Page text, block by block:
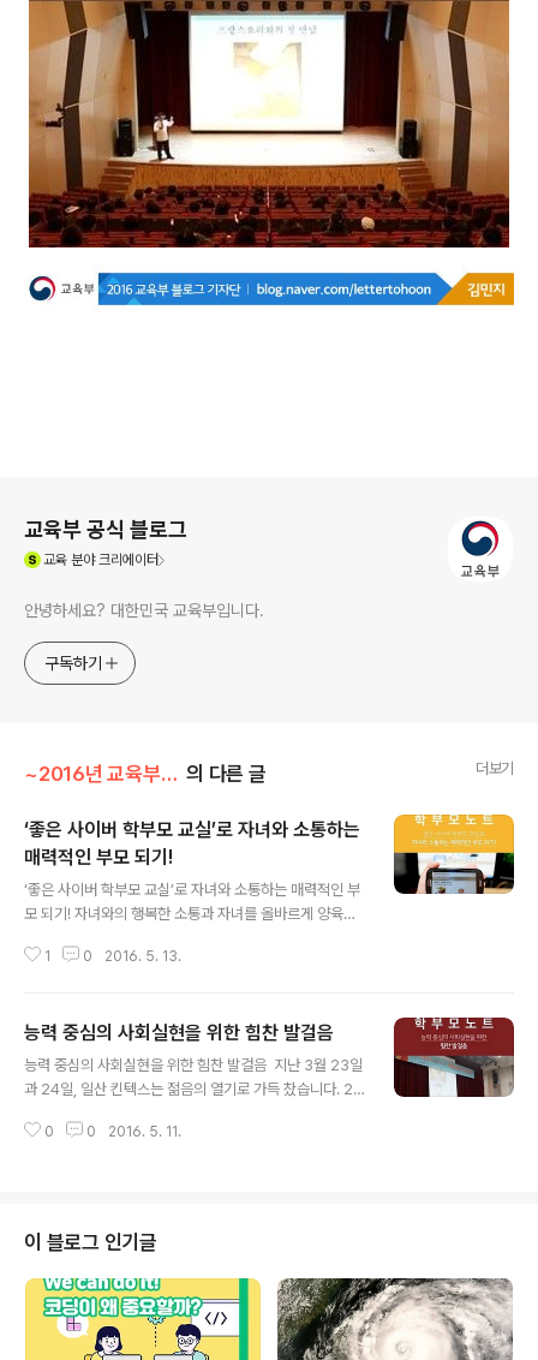
교육부 공식 블로그
교육분야 크리에이터
안녕하세요? 대한민국 교육부입니다.
구독하기
~2016년 교육부 이야기/부모의 지혜 나눔 의 다른 글 더보기
‘좋은 사이버 학부모 교실’로 자녀와 소통하는
매력적인 부모 되기!
‘좋은 사이버 학부모 교실’로 자녀와 소통하는 매력적인 부
모 되기! 자녀와의 행복한 소통과 자녀를 올바르게 양육하
필요합니다. 이런 학습과 자녀와 의사소통에 대한 다양한
교육 연구정보원’ 어느덧 8주년을 맞이한 좋은 사이버 학
부모 교실은 점점 다양해지는 학부모들의 교육 욕구 충족
을 위해 다양한 변화를 모색하고 있습니다. (온라인 컨텐츠
강좌와는 그 성격이 다르다고 볼 수 있습니다. 자녀 학습 및
1 0 2016. 5. 13.
능력 중심의 사회실현을 위한 힘찬 발걸음
능력 중심의 사회실현을 위한 힘찬 발걸음 ​ ​지난 3월 23일
과 24일, 일산 킨텍스는 젊음의 열기로 가득 찼습니다. 20
모였기 때문입니다. 2016 대한민국 고졸인재 잡콘서트는
에 대한 실질적 취업을 지원하는 자리입니다. 또한, 학력과
스펙이 아닌 능력 중심의 채용 문화 정책에 기여하기 위한
자리로 올해로 5회를 맞이하였습니다. 2016년 3월 23일
과 24일 양일간 진행된 대한민국 고졸인재 잡콘서트는 채
용설명회장, 채용상담관, 특별관으로 구성되어 있었습니
다. 특별관에는 고용노동부..
0 0 2016. 5. 11.
이 블로그 인기글